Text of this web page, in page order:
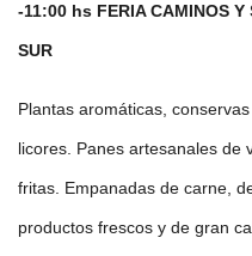
-11:00 hs FERIA CAMINOS Y
SUR
Plantas aromáticas,
licores. Panes artesanales de
fritas. Empanadas de carne,
productos frescos y de gran